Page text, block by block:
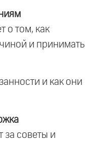
о том, как
и принимать
и как они
за советы и